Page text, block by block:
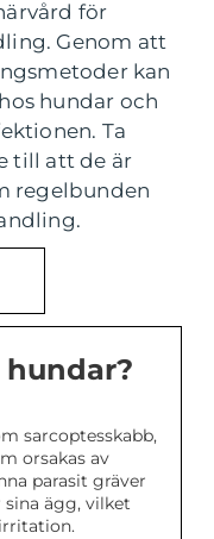
för
Genom att
kan
hundar och
Ta
till att de är
regelbunden
hundar?
sarcoptesskabb,
orsakas av
parasit gräver
ägg, vilket